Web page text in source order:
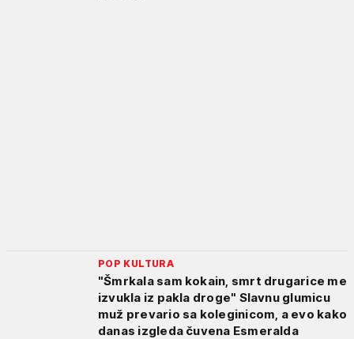
POP KULTURA
"Šmrkala sam kokain, smrt drugarice me
izvukla iz pakla droge" Slavnu glumicu
muž prevario sa koleginicom, a evo kako
danas izgleda čuvena Esmeralda